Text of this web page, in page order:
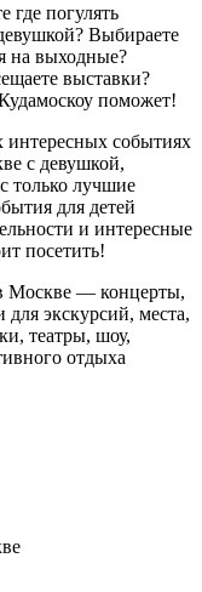
где погулять
Выбираете
на выходные?
выставки?
поможет!
событиях
с девушкой,
только лучшие
для детей
и интересные
посетить!
Москве — концерты,
для экскурсий, места,
театры, шоу,
отдыха